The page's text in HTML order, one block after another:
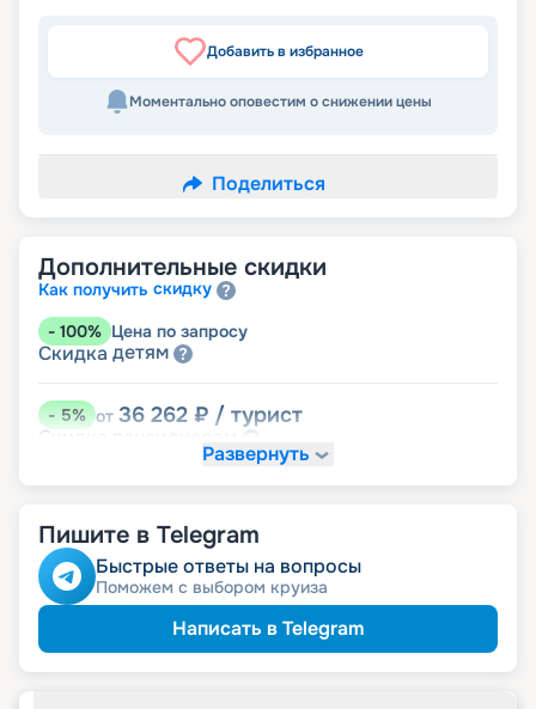
Добавить в избранное
Моментально оповестим о снижении цены
Поделиться
Дополнительные скидки
Как получить скидку
- 100% Цена по запросу
Скидка детям
-5% от 36 262 ₽ / турист
Скидка
Развернуть
Пишите в Telegram
Быстрые ответы на вопросы
Поможем с выбором круиза
Написать в Telegram